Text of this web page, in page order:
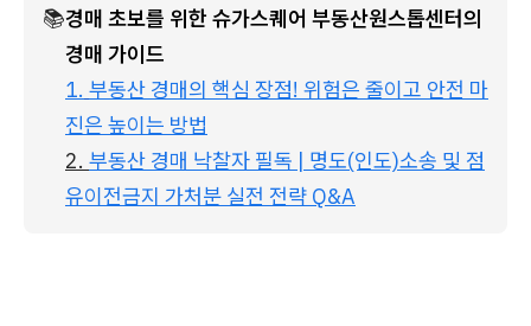
📚경매 초보를 위한 슈가스퀘어 부동산원스톱센터의
경매 가이드
1. 부동산 경매의 핵심 장점! 위험은 줄이고 안전 마
진은 높이는 방법
2. 부동산 경매 낙찰자 필독 | 명도(인도)소송 및 점
유이전금지 가처분 실전 전략 Q&A